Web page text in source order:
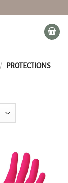
/ PROTECTIONS